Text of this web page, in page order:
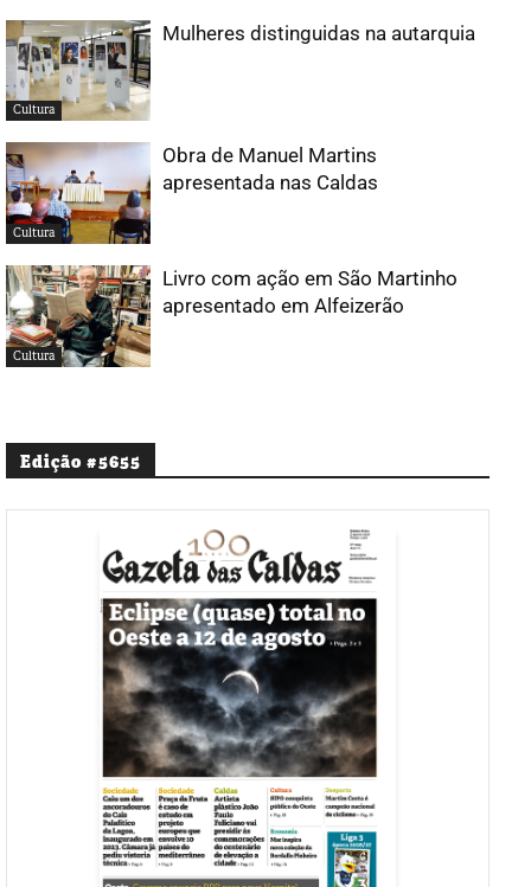
Cultura
Mulheres distinguidas na autarquia
Cultura
Obra de Manuel Martins
apresentada nas Caldas
Cultura
Livro com ação em São Martinho
apresentado em Alfeizerão
Edição #5655